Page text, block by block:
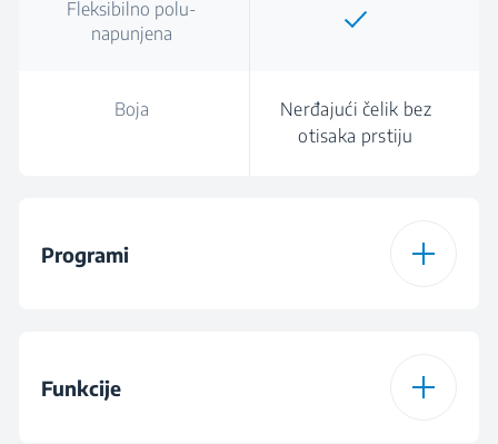
Fleksibilno polu-
napunjena
Boja
Nerđajući čelik bez
otisaka prstiju
Programi
Funkcije